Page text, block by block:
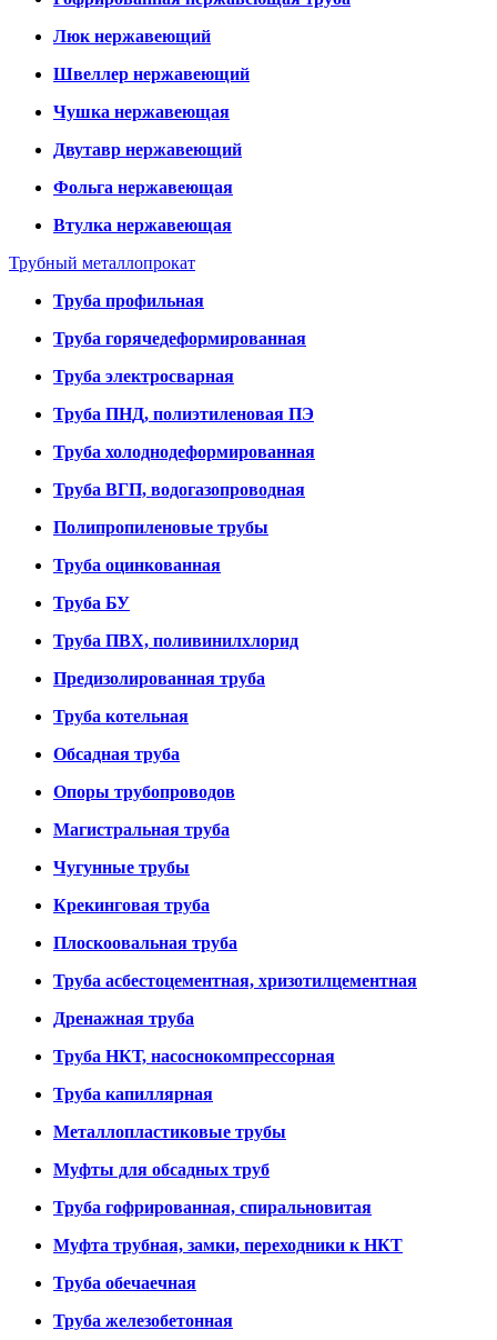
Люк нержавеющий
Швеллер нержавеющий
Чушка нержавеющая
Двутавр нержавеющий
Фольга нержавеющая
Втулка нержавеющая
Трубный металлопрокат
Труба профильная
Труба горячедеформированная
Труба электросварная
Труба ПНД, полиэтиленовая ПЭ
Труба холоднодеформированная
Труба ВГП, водогазопроводная
Полипропиленовые трубы
Труба оцинкованная
Труба БУ
Труба ПВХ, поливинилхлорид
Предизолированная труба
Труба котельная
Обсадная труба
Опоры трубопроводов
Магистральная труба
Чугунные трубы
Крекинговая труба
Плоскоовальная труба
Труба асбестоцементная, хризотилцементная
Дренажная труба
Труба НКТ, насоснокомпрессорная
Труба капиллярная
Металлопластиковые трубы
Муфты для обсадных труб
Труба гофрированная, спиральновитая
Муфта трубная, замки, переходники к НКТ
Труба обечаечная
Труба железобетонная